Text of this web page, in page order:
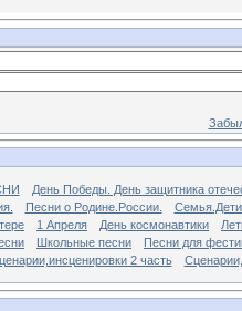
День Победы. День защитника
Песни о Родине.России.
1 Апреля День космонавтики
Школьные песни
Песни для
2 часть